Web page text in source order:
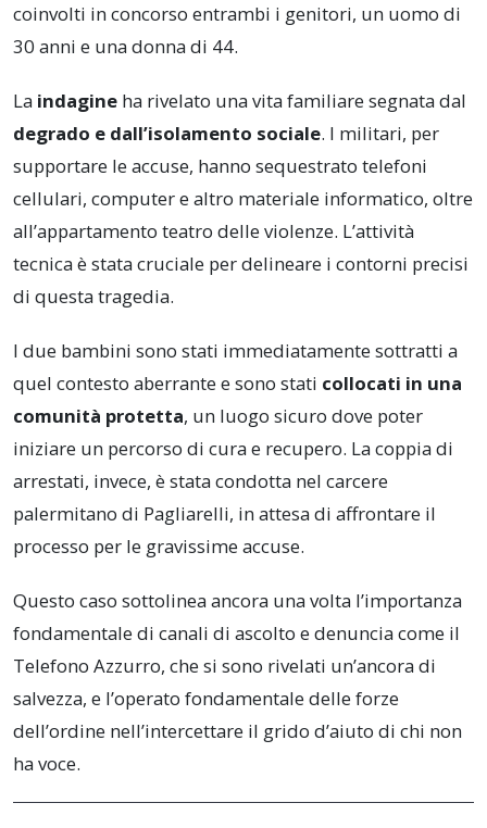
coinvolti in concorso entrambi i genitori, un uomo di
30 anni e una donna di 44.
La indagine ha rivelato una vita familiare segnata dal
degrado e dall’isolamento sociale. I militari, per
supportare le accuse, hanno sequestrato telefoni
cellulari, computer e altro materiale informatico, oltre
all’appartamento teatro delle violenze. L’attività
tecnica è stata cruciale per delineare i contorni precisi
di questa tragedia.
I due bambini sono stati immediatamente sottratti a
quel contesto aberrante e sono stati collocati in una
comunità protetta, un luogo sicuro dove poter
iniziare un percorso di cura e recupero. La coppia di
arrestati, invece, è stata condotta nel carcere
palermitano di Pagliarelli, in attesa di affrontare il
processo per le gravissime accuse.
Questo caso sottolinea ancora una volta l’importanza
fondamentale di canali di ascolto e denuncia come il
Telefono Azzurro, che si sono rivelati un’ancora di
salvezza, e l’operato fondamentale delle forze
dell’ordine nell’intercettare il grido d’aiuto di chi non
ha voce.